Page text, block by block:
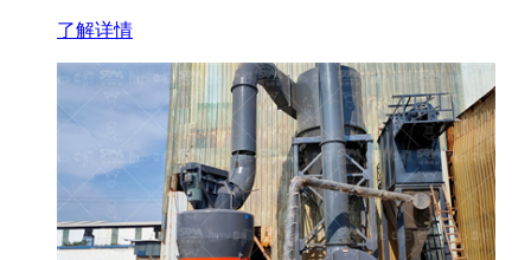
了解详情